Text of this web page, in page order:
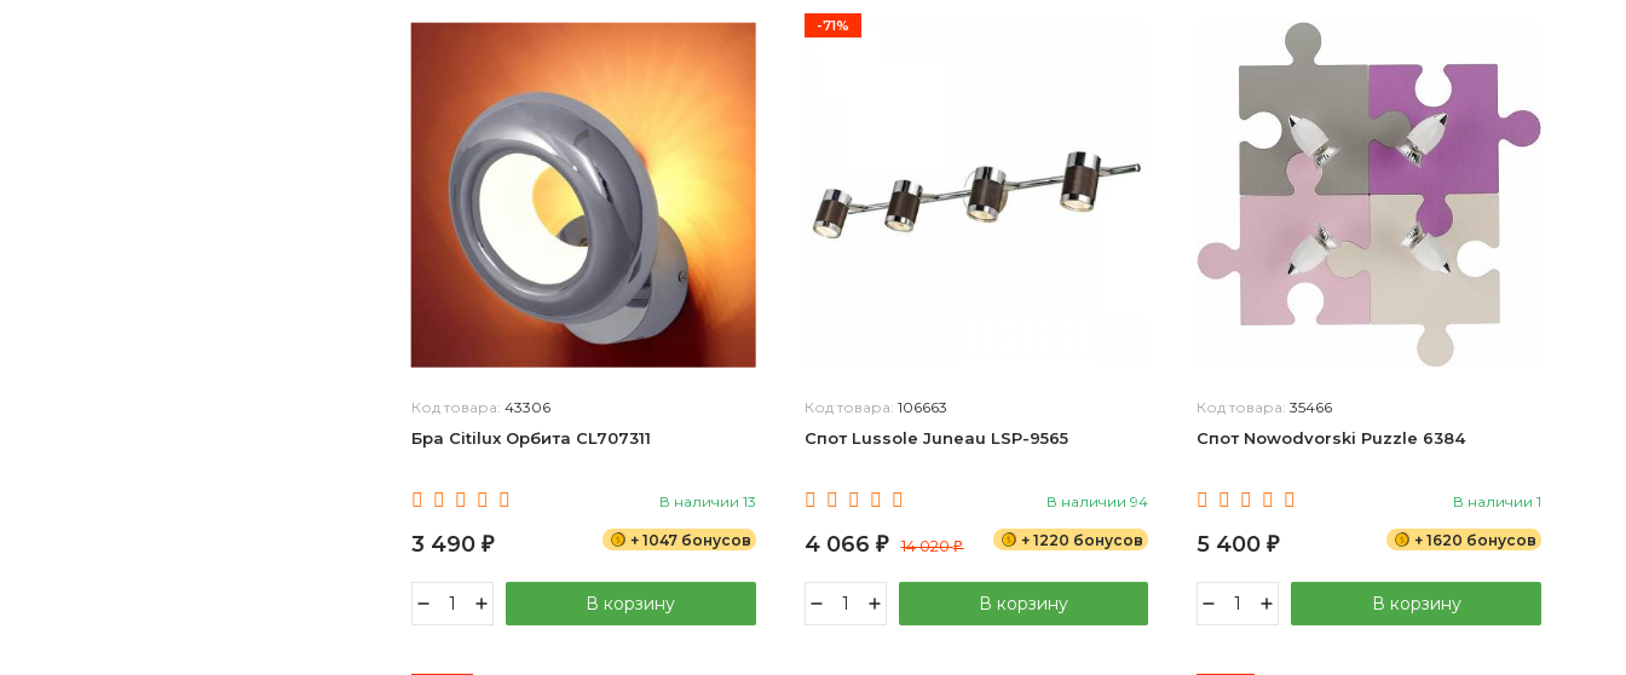
Код товара: 43306
Бра Citilux Орбита CL707311
В наличии 13
3 490 ₽ + 1047 бонусов
В корзину
-71%
Код товара: 106663
Спот Lussole Juneau LSP-9565
В наличии 94
4 066 ₽ 14 020₽ + 1220 бонусов
В корзину
Код товара:35466
Спот Nowodvorski Puzzle 6384
В наличии 1
5 400₽ + 1620 бонусов
В корзину